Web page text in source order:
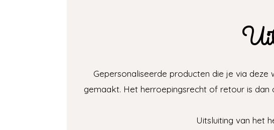
Gepersonaliseerde producten die je via
gemaakt. Het herroepingsrecht of retour is
Uitsluiting van het